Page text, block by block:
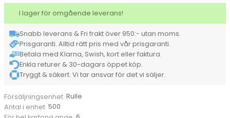
Kärna
38mm
Rosa
101,6x74mm
mängd
I lager för omgående leverans!
Snabb leverans & Fri frakt över 950:- utan moms.
Prisgaranti. Alltid rätt pris med vår prisgaranti.
Betala med Klarna, Swish, kort eller faktura.
Enkla returer & 30-dagars öppet köp.
Tryggt & säkert. Vi tar ansvar för det vi säljer.
Försäljningsenhet Rulle
Antal i enhet 500